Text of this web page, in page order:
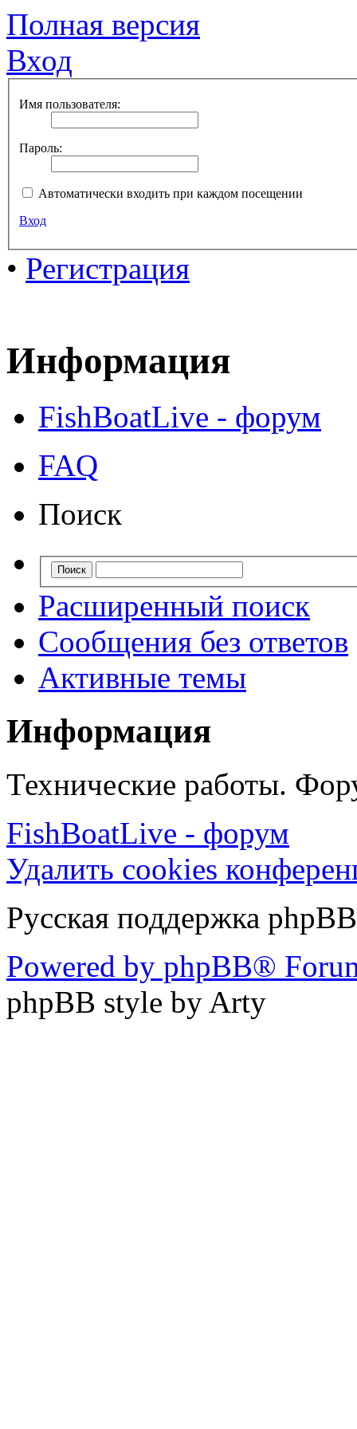
Полная версия
Вход
Имя пользователя:
Пароль:
Автоматически входить при каждом посещении
Вход
• Регистрация
Информация
FishBoatLive - форум
FAQ
Поиск
Расширенный поиск
Сообщения без ответов
Активные темы
Информация
Технические работы.
FishBoatLive - форум
Удалить cookies
Русская поддержка phpBB
Powered by phpBB®
phpBB style by Arty